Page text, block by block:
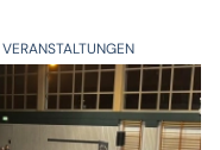
VERANSTALTUNGEN